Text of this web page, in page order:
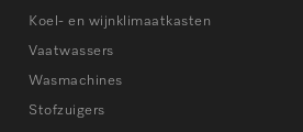
Koel- en wijnklimaatkasten
Vaatwassers
Wasmachines
Stofzuigers